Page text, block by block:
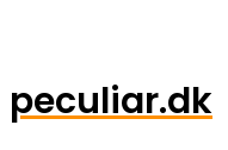
peculiar.dk